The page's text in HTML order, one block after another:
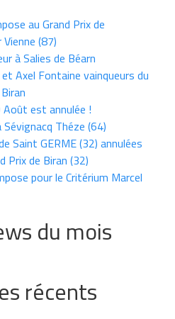
au Grand Prix de
(87)
à Salies de Béarn
Axel Fontaine vainqueurs du
est annulée !
Théze (64)
Saint GERME (32) annulées
Prix de Biran (32)
pour le Critérium Marcel
du mois
récents